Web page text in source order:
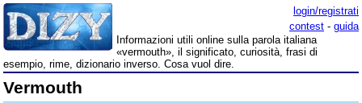
login/registrati
contest - guida
Informazioni utili online sulla parola italiana
«vermouth», il significato, curiosità, frasi di
esempio, rime, dizionario inverso. Cosa vuol dire.
Vermouth